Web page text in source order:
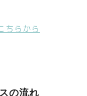
ちらから
の流れ